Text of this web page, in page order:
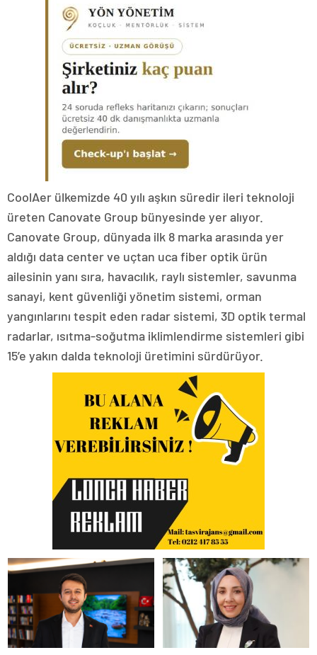
CoolAer ülkemizde 40 yılı aşkın süredir ileri teknoloji
üreten Canovate Group bünyesinde yer alıyor.
Canovate Group, dünyada ilk 8 marka arasında yer
aldığı data center ve uçtan uca fiber optik ürün
ailesinin yanı sıra, havacılık, raylı sistemler, savunma
sanayi, kent güvenliği yönetim sistemi, orman
yangınlarını tespit eden radar sistemi, 3D optik termal
radarlar, ısıtma-soğutma iklimlendirme sistemleri gibi
15’e yakın dalda teknoloji üretimini sürdürüyor.